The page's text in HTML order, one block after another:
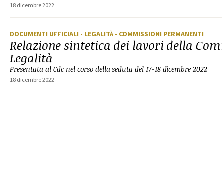
18 dicembre 2022
DOCUMENTI UFFICIALI - LEGALITÀ - COMMISSIONI PERMANENTI
Relazione sintetica dei lavori della
Legalità
Presentata al Cdc nel corso della seduta del 17-18 dicembre 2022
18 dicembre 2022